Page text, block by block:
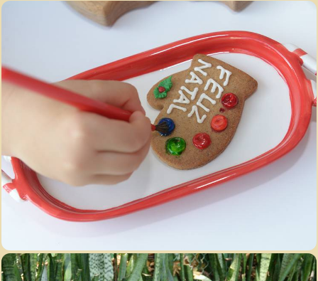
3629 79